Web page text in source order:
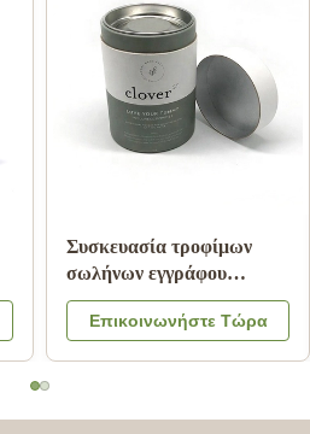
Συσκευασία τροφίμων
σωλήνων εγγράφου
χαρτονιού με το λογότυπο
χρώματος καπακιών
Επικοινωνήστε Τώρα